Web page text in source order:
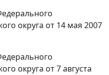
округа от 14 мая 2007
округа от 7 августа